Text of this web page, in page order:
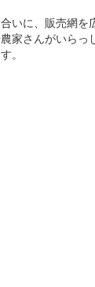
いに、販売網
家さんがいらっ
。